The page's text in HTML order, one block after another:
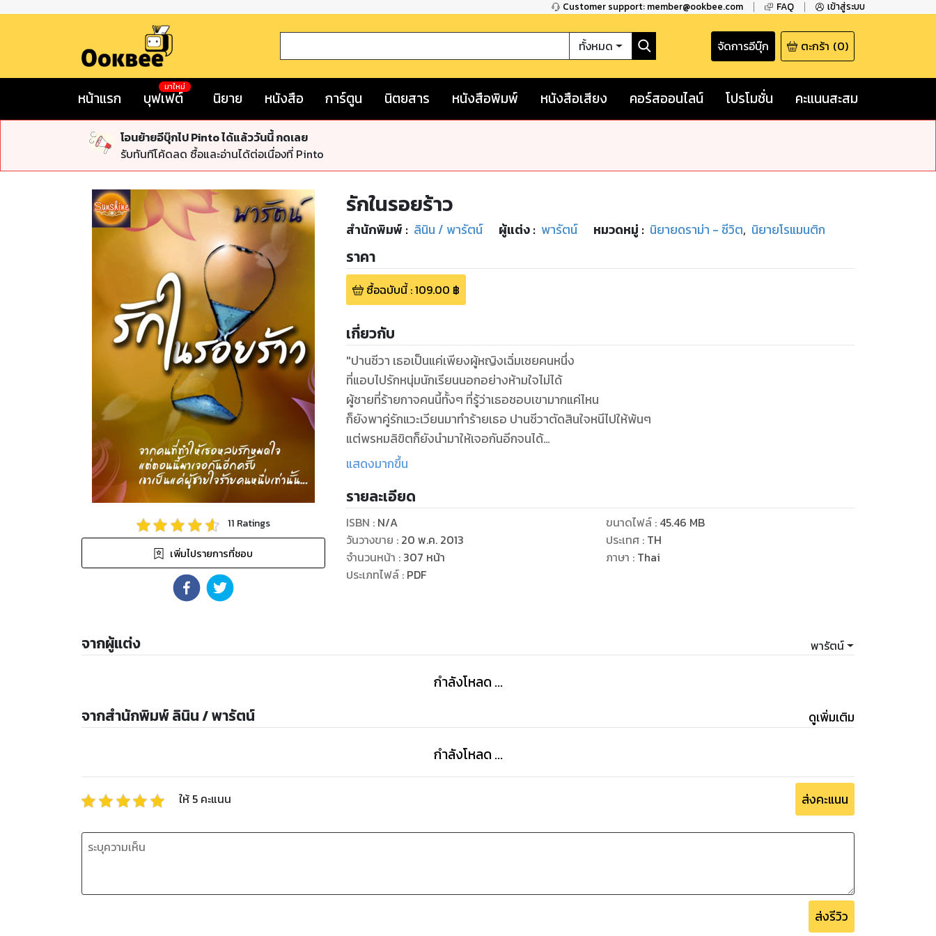
Customer support: member@ookbee.com FAQ เข้าสู่ระบบ
ทั้งหมด จัดการอีบุ๊ก ตะกร้า (0)
หน้าแรก บุฟเฟต์
มาใหม่
นิยาย หนังสือ การ์ตูน นิตยสาร หนังสือพิมพ์ หนังสือเสียง คอร์สออนไลน์ โปรโมชั่น คะแนนสะสม
โอนย้ายอีบุ๊กไป Pinto ได้แล้ววันนี้ กดเลย
รับทันทีโค้ดลด ซื้อและอ่านได้ต่อเนื่องที่ Pinto
11 Ratings
เพิ่มไปรายการที่ชอบ
รักในรอยร้าว
สำนักพิมพ์ : ลินิน / พารัตน์ ผู้แต่ง : พารัตน์ หมวดหมู่ : นิยายดราม่า - ชีวิต, นิยายโรแมนติก
ราคา
ซื้อฉบับนี้:109.00 ฿
เกี่ยวกับ
"ปานชีวา เธอเป็นแค่เพียงผู้หญิงเฉิ่มเชยคนหนึ่ง
ที่แอบไปรักหนุ่มนักเรียนนอกอย่างห้ามใจไม่ได้
ผู้ชายที่ร้ายกาจคนนี้ทั้งๆ ที่รู้ว่าเธอชอบเขามากแค่ไหน
ก็ยังพาคู่รักแวะเวียนมาทำร้ายเธอ ปานชีวาตัดสินใจหนีไปให้พ้นๆ
แต่พรหมลิขิตก็ยังนำมาให้เจอกันอีกจนได้
เพราะเขากลับมาอีกครั้ง แต่ครั้งนี้เธอจะไม่ยอมเจ็บอีกต่อไป
แสดงมากขึ้น
รายละเอียด
ISBN : N/A
วันวางขาย : 20 พ.ค. 2013
จำนวนหน้า : 307 หน้า
ประเภทไฟล์: PDF
ขนาดไฟล์: 45.46 MB
ประเทศ : TH
ภาษา : Thai
จากผู้แต่ง พารัตน์
กำลังโหลด ...
จากสำนักพิมพ์ ลินิน / พารัตน์ ดูเพิ่มเติม
กำลังโหลด ...
ให้ 5 คะแนน ส่งคะแนน
ส่งรีวิว